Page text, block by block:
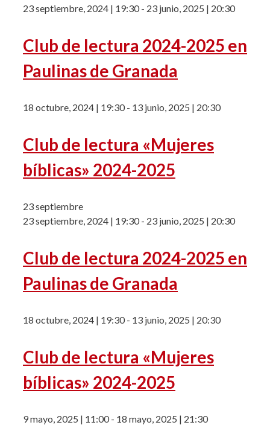
23 septiembre, 2024 | 19:30- 23 junio, 2025 | 20:30
Club de lectura 2024-2025 en
Paulinas de Granada
18 octubre, 2024 | 19:30- 13 junio, 2025 | 20:30
Club de lectura «Mujeres
bíblicas» 2024-2025
23 septiembre
23 septiembre, 2024 | 19:30- 23 junio, 2025 | 20:30
Club de lectura 2024-2025 en
Paulinas de Granada
18 octubre, 2024 | 19:30- 13 junio, 2025 | 20:30
Club de lectura «Mujeres
bíblicas» 2024-2025
9 mayo, 2025 | 11:00- 18 mayo, 2025 | 21:30